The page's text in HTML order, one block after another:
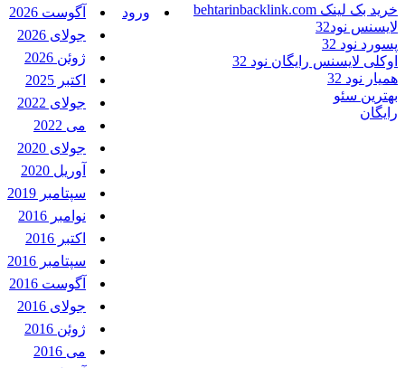
آگوست 2026
جولای 2026
ژوئن 2026
اکتبر 2025
جولای 2022
می 2022
جولای 2020
آوریل 2020
سپتامبر 2019
نوامبر 2016
اکتبر 2016
سپتامبر 2016
آگوست 2016
جولای 2016
ژوئن 2016
می 2016
ورود
خرید بک لینک behtarinbacklink.com
لایسنس نود32
پسورد نود 32
اوکلی لایسنس رایگان نود 32
همیار نود 32
بهترین سئو
رایگان